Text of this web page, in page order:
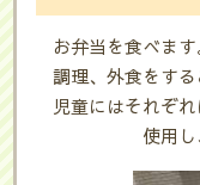
お弁当を食べま
調理、外食をす
児童にはそれぞ
使用し